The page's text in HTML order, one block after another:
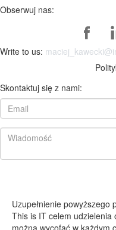
Obserwuj nas:
Write to us:
Skontaktuj się z nami:
Uzupełnienie
This is IT celem
można wycofać w każdym